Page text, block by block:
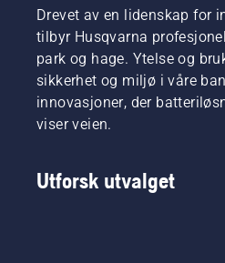
Drevet av en lidenskap for
tilbyr Husqvarna
park og hage. Ytelse og
sikkerhet og miljø i våre
innovasjoner, der
viser veien.
Utforsk utvalget